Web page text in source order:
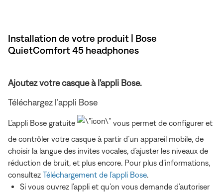
Installation de votre produit | Bose
QuietComfort 45 headphones
Ajoutez votre casque à l'appli Bose.
Téléchargez l’appli Bose
L’appli Bose gratuite
vous permet de configurer et
de contrôler votre casque à partir d’un appareil mobile, de
choisir la langue des invites vocales, d’ajuster les niveaux de
réduction de bruit, et plus encore. Pour plus d’informations,
consultez Téléchargement de l’appli Bose
Si vous ouvrez l’appli et qu’on vous demande d’autoriser